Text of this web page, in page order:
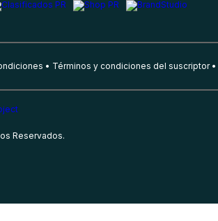
Términos y condiciones del suscriptor
Reservados.